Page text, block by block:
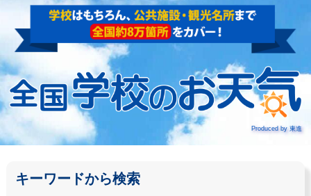
Produced by 東進
キーワードから検索